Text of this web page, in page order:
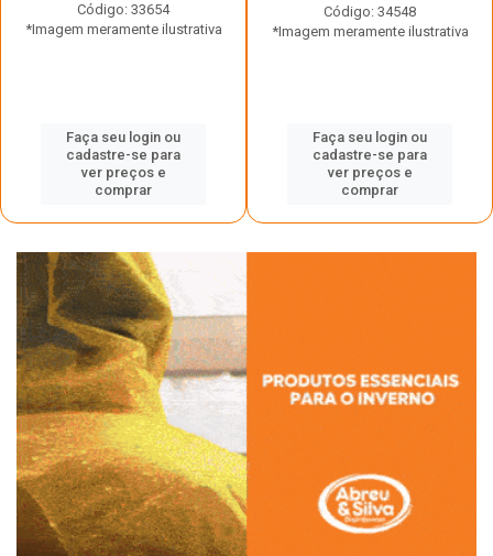
Código: 33654
*Imagem meramente ilustrativa
Faça seu login ou
cadastre-se para
ver preços e
comprar
Código: 34548
*Imagem meramente ilustrativa
Faça seu login ou
cadastre-se para
ver preços e
comprar